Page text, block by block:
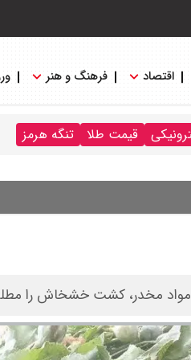
اقتصاد فرهنگ و هنر
قیمت طلا تنگه هرمز
مواد مخدر، کشت خشخاش را